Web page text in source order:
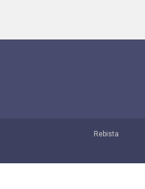
Rebista